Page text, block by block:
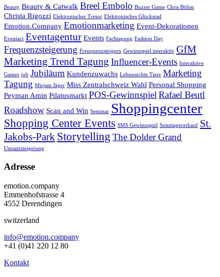
Beauty Beauty & Catwalk Breel Embolo Buzzer Game Chris Böhm
Christa Rigozzi Elektronischer Tresor Elektronisches Glücksrad
Emotion.Company Emotionmarketing Event-Dekorationen
Eventact Eventagentur Events Fachtagung Fashion Day
Frequenzsteigerung Freuquenzsteigern Gewinnspiel interaktiv GfM
Marketing Trend Tagung Influencer-Events Interaktive
Games job Jubiläum Kundenzuwachs Lebensechte Tiere Marketing
Tagung Mirjam Jäger Miss Zentralschweiz Wahl Personal Shopping
Peyman Amin Pilatusmarkt POS-GewinnspielRafael Beutl
Roadshow Scan and Win Seminar Shoppingcenter
Shopping Center Events SMS Gewinnspiel Sonntagsverkauf St.
Jakobs-Park Storytelling The Dolder Grand
Umsatzsteigerung
Adresse
emotion.company
Emmenhofstrasse 4
4552 Derendingen
switzerland
info@emotion.company
+41 (0)41 220 12 80
Kontakt